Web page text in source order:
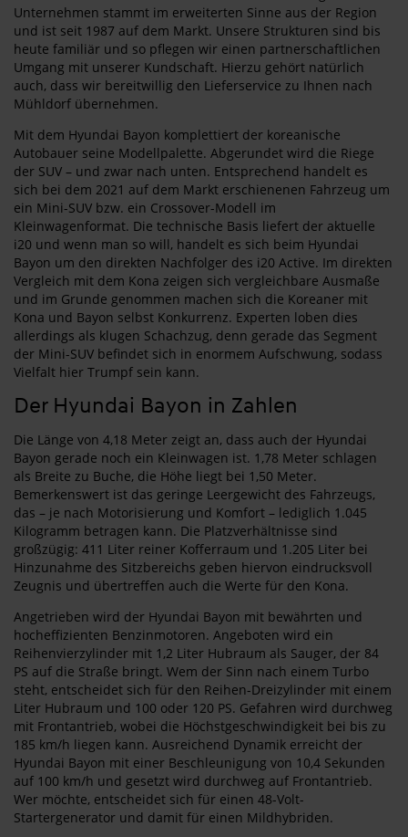
Unternehmen stammt im erweiterten Sinne aus der Region
und ist seit 1987 auf dem Markt. Unsere Strukturen sind bis
heute familiär und so pflegen wir einen partnerschaftlichen
Umgang mit unserer Kundschaft. Hierzu gehört natürlich
auch, dass wir bereitwillig den Lieferservice zu Ihnen nach
Mühldorf übernehmen.
Mit dem Hyundai Bayon komplettiert der koreanische
Autobauer seine Modellpalette. Abgerundet wird die Riege
der SUV – und zwar nach unten. Entsprechend handelt es
sich bei dem 2021 auf dem Markt erschienenen Fahrzeug um
ein Mini-SUV bzw. ein Crossover-Modell im
Kleinwagenformat. Die technische Basis liefert der aktuelle
i20 und wenn man so will, handelt es sich beim Hyundai
Bayon um den direkten Nachfolger des i20 Active. Im direkten
Vergleich mit dem Kona zeigen sich vergleichbare Ausmaße
und im Grunde genommen machen sich die Koreaner mit
Kona und Bayon selbst Konkurrenz. Experten loben dies
allerdings als klugen Schachzug, denn gerade das Segment
der Mini-SUV befindet sich in enormem Aufschwung, sodass
Vielfalt hier Trumpf sein kann.
Der Hyundai Bayon in Zahlen
Die Länge von 4,18 Meter zeigt an, dass auch der Hyundai
Bayon gerade noch ein Kleinwagen ist. 1,78 Meter schlagen
als Breite zu Buche, die Höhe liegt bei 1,50 Meter.
Bemerkenswert ist das geringe Leergewicht des Fahrzeugs,
das – je nach Motorisierung und Komfort – lediglich 1.045
Kilogramm betragen kann. Die Platzverhältnisse sind
großzügig: 411 Liter reiner Kofferraum und 1.205 Liter bei
Hinzunahme des Sitzbereichs geben hiervon eindrucksvoll
Zeugnis und übertreffen auch die Werte für den Kona.
Angetrieben wird der Hyundai Bayon mit bewährten und
hocheffizienten Benzinmotoren. Angeboten wird ein
Reihenvierzylinder mit 1,2 Liter Hubraum als Sauger, der 84
PS auf die Straße bringt. Wem der Sinn nach einem Turbo
steht, entscheidet sich für den Reihen-Dreizylinder mit einem
Liter Hubraum und 100 oder 120 PS. Gefahren wird durchweg
mit Frontantrieb, wobei die Höchstgeschwindigkeit bei bis zu
185 km/h liegen kann. Ausreichend Dynamik erreicht der
Hyundai Bayon mit einer Beschleunigung von 10,4 Sekunden
auf 100 km/h und gesetzt wird durchweg auf Frontantrieb.
Wer möchte, entscheidet sich für einen 48-Volt-
Startergenerator und damit für einen Mildhybriden.